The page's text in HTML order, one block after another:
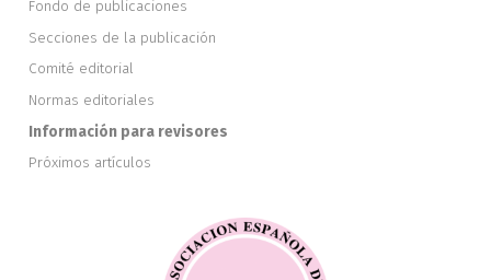
Fondo de publicaciones
Secciones de la publicación
Comité editorial
Normas editoriales
Información para revisores
Próximos artículos